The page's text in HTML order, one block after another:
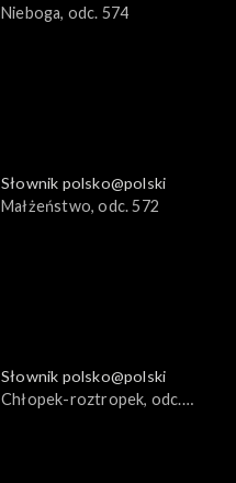
Nieboga, odc. 574
Słownik polsko@polski
Małżeństwo, odc. 572
Słownik polsko@polski
Chłopek-roztropek, odc.